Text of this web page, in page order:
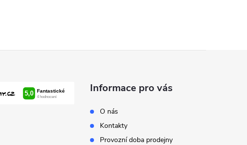
Informace pro vás
O nás
Kontakty
Provozní doba prodejny